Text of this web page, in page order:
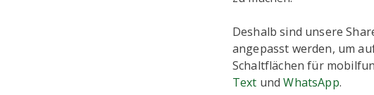
Deshalb sind unsere
angepasst werden, um
Schaltflächen für
Text undWhatsApp.